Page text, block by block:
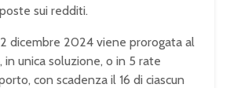
sui redditi.
dicembre 2024 viene prorogata al
, in unica soluzione, o in 5 rate
con scadenza il 16 di ciascun